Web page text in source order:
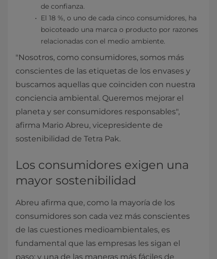
de confianza.
El 18 %, o uno de cada cinco consumidores, ha
boicoteado una marca o producto por razones
relacionadas con el medio ambiente.
"Nosotros, como consumidores, somos más
conscientes de las etiquetas de los envases y
buscamos aquellas que coinciden con nuestra
conciencia ambiental. Queremos mejorar el
planeta y ser consumidores responsables",
afirma Mario Abreu, vicepresidente de
sostenibilidad de Tetra Pak.
Los consumidores exigen una
mayor sostenibilidad
Abreu afirma que, como la mayoría de los
consumidores son cada vez más conscientes
de las cuestiones medioambientales, es
fundamental que las empresas les sigan el
paso; y una de las maneras más fáciles de